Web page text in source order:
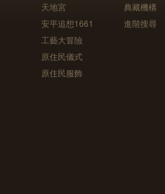
天地宮
安平追想1661
工藝大冒險
原住民儀式
原住民服飾
典藏機構
進階搜尋